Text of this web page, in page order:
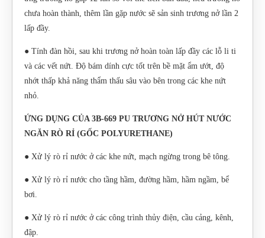
chưa hoàn thành, thêm lần gặp nước sẽ sản sinh trương nở lần 2
lấp đầy.
● Tính đàn hồi, sau khi trương nở hoàn toàn lấp đầy các lỗ li ti
và các vết nứt. Độ bám dính cực tốt trên bề mặt ẩm ướt, độ
nhớt thấp khả năng thẩm thấu sâu vào bên trong các khe nứt
nhỏ.
ỨNG DỤNG CỦA 3B-669 PU TRƯƠNG NỞ HÚT NƯỚC
NGĂN RÒ RỈ (GỐC POLYURETHANE)
● Xử lý rò rỉ nước ở các khe nứt, mạch ngừng trong bê tông.
● Xử lý rò rỉ nước cho tầng hầm, đường hầm, hầm ngầm, bể
bơi.
● Xử lý rò rỉ nước ở các công trình thủy điện, cầu cảng, kênh,
đập.